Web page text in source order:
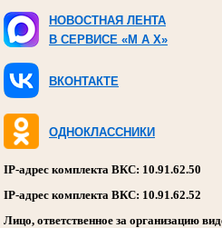
НОВОСТНАЯ ЛЕНТА
В СЕРВИСЕ «M A X»
ВКОНТАКТЕ
ОДНОКЛАССНИКИ
IP-адрес комплекта ВКС: 10.91.62.50
IP-адрес комплекта ВКС: 10.91.62.52
Лицо, ответственное за организацию